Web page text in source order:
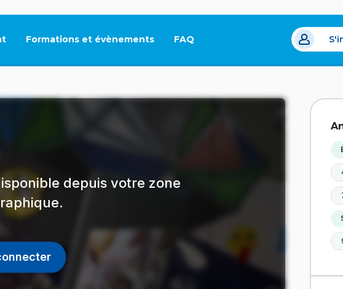
Formations et évènements FAQ
Ce lien s'ouvrira dans un nouvel
depuis votre zone